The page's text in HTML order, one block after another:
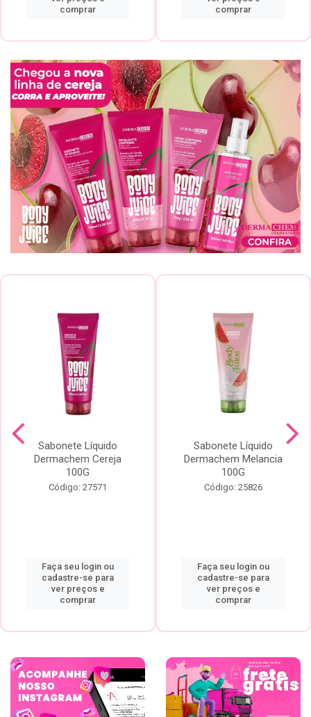
comprar
comprar
Sabonete Líquido
Dermachem Cereja
100G
Código: 27571
Faça seu login ou
cadastre-se para
ver preços e
comprar
Sabonete Líquido
Dermachem Melancia
100G
Código: 25826
Faça seu login ou
cadastre-se para
ver preços e
comprar